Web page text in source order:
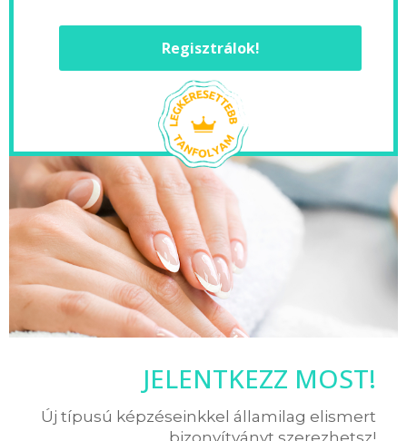
Regisztrálok!
JELENTKEZZ MOST!
Új típusú képzéseinkkel államilag elismert
bizonyítványt szerezhetsz!